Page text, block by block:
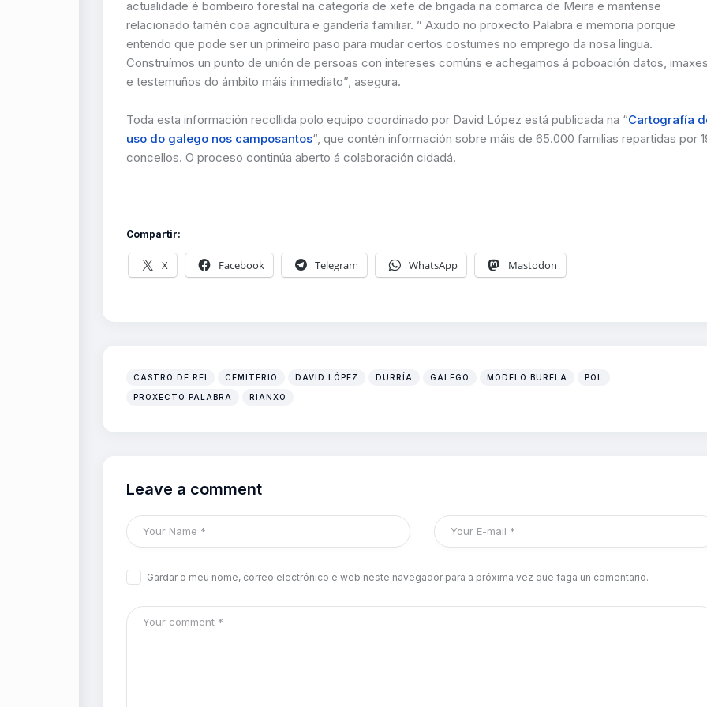
actualidade é bombeiro forestal na categoría de xefe de brigada na comarca de Meira e mantense
relacionado tamén coa agricultura e gandería familiar. ” Axudo no proxecto Palabra e memoria porque
entendo que pode ser un primeiro paso para mudar certos costumes no emprego da nosa lingua.
Construímos un punto de unión de persoas con intereses comúns e achegamos á poboación datos, imaxes
e testemuños do ámbito máis inmediato”, asegura.
Toda esta información recollida polo equipo coordinado por David López está publicada na “Cartografía
uso do galego nos camposantos“, que contén información sobre máis de 65.000 familias repartidas por
concellos. O proceso continúa aberto á colaboración cidadá.
Compartir:
X Facebook Telegram WhatsApp Mastodon
CASTRO DE REI CEMITERIO DAVID LÓPEZ DURRÍA GALEGO MODELO BURELA POL
PROXECTO PALABRA RIANXO
Leave a comment
Gardar o meu nome, correo electrónico e web neste navegador para a próxima vez que faga un comentario.